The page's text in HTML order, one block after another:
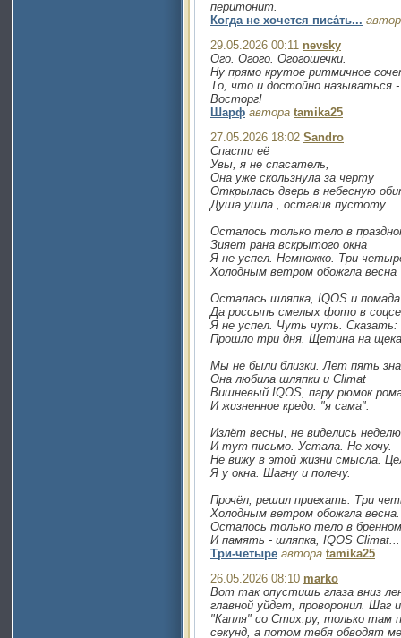
перитонит.
Когда не хочется писа́ть...
29.05.2026 00:11 nevsky
Ого. Огого. Огогошечки.
Ну прямо крутое ритмичное
То, что и достойно называться -
Восторг!
Шарф автора tamika25
27.05.2026 18:02 Sandro
Спасти её
Увы, я не спасатель,
Она уже скользнула за черту
Открылась дверь в небесную
Душа ушла , оставив пустоту
Осталось только тело в
Зияет рана вскрытого окна
Я не успел. Немножко. Три-
Холодным ветром обожгла весна
Осталась шляпка, IQOS и помада
Да россыпь смелых фото в
Я не успел. Чуть чуть. Сказать:
Прошло три дня. Щетина на
Мы не были близки. Лет пять
Она любила шляпки и Climat
Вишневый IQOS, пару рюмок
И жизненное кредо: "я сама".
Излёт весны, не виделись неделю
И тут письмо. Устала. Не хочу.
Не вижу в этой жизни смысла.
Я у окна. Шагну и полечу.
Прочёл, решил приехать. Три
Холодным ветром обожгла весна.
Осталось только тело в
И память - шляпка, IQOS Climat...
Три-четыре автора tamika25
26.05.2026 08:10 marko
Вот так опустишь глаза вниз
главной уйдет, проворонил. Шаг
"Капля" со Стих.ру, только там
секунд, а потом тебя обводят